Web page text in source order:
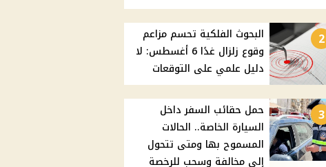
2
البحوث الفلكية تحسم مزاعم
وقوع زلزال غدًا 6 أغسطس: لا
دليل علمي على التوقعات
3
حمل حقائب السفر داخل
السيارة الخاصة.. الحالات
المسموح بها ومتى تتحول
إلى مخالفة وسحب للرخصة